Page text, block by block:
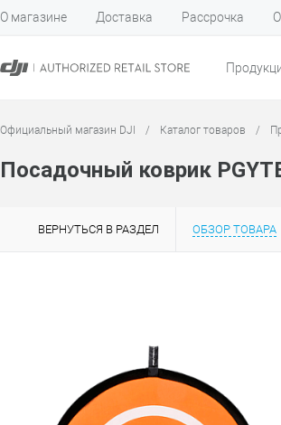
О магазине Доставка Рассрочка
Официальный магазин DJI / Каталог товаров /
Посадочный коврик
ВЕРНУТЬСЯ В РАЗДЕЛ ОБЗОР ТОВАРА